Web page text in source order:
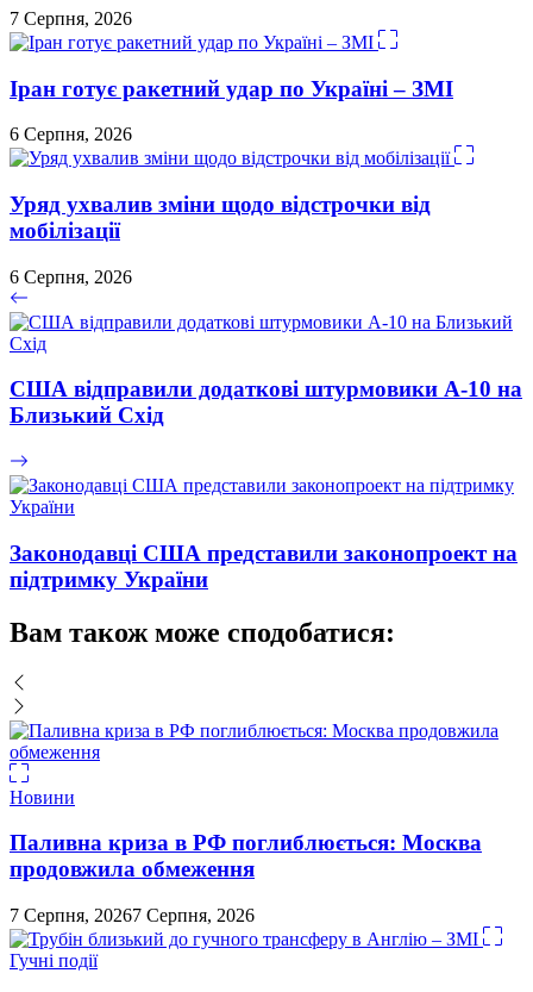
7 Серпня, 2026
Іран готує ракетний удар по Україні – ЗМІ
6 Серпня, 2026
Уряд ухвалив зміни щодо відстрочки від
мобілізації
6 Серпня, 2026
США відправили додаткові штурмовики А-10 на
Близький Схід
Законодавці США представили законопроект на
підтримку України
Вам також може сподобатися:
Новини
Паливна криза в РФ поглиблюється: Москва
продовжила обмеження
7 Серпня, 20267 Серпня, 2026
Гучні події